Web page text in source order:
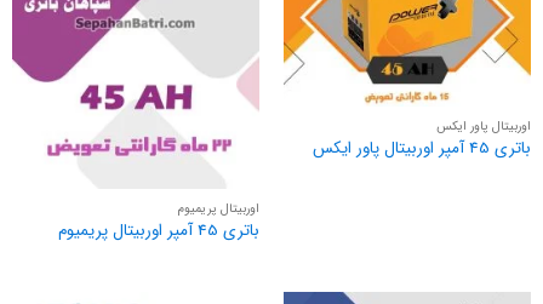
اوربیتال پاور ایکس
باتری 45 آمپر اوربیتال پاور ایکس
اوربیتال پریمیوم
باتری 45 آمپر اوربیتال پریمیوم